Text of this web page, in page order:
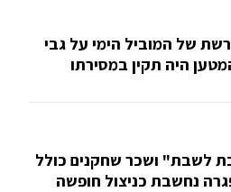
של המוביל הימי על גבי
היה תקין במסירתו
לשבת" ושכר שחקנים כולל
נחשבת כניצול חופשה